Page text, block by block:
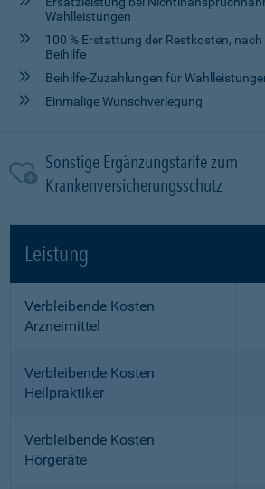
Wahlleistungen
100 % Erstattung der Restkosten,
Beihilfe
Beihilfe-Zuzahlungen für
Einmalige Wunschverlegung
Sonstige Ergänzungstarife zum
Krankenversicherungsschutz
Leistung
Verbleibende Kosten
Arzneimittel
Verbleibende Kosten
Heilpraktiker
Verbleibende Kosten
Hörgeräte